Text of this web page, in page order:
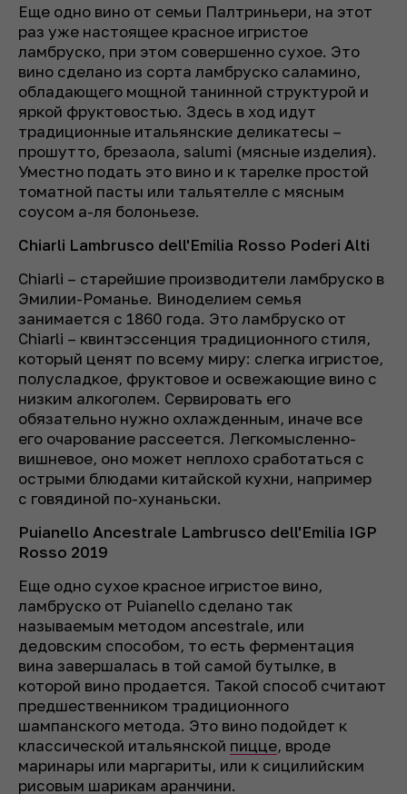
Еще одно вино от семьи Палтриньери, на этот
раз уже настоящее красное игристое
ламбруско, при этом совершенно сухое. Это
вино сделано из сорта ламбруско саламино,
обладающего мощной танинной структурой и
яркой фруктовостью. Здесь в ход идут
традиционные итальянские деликатесы –
прошутто, брезаола, salumi (мясные изделия).
Уместно подать это вино и к тарелке простой
томатной пасты или тальятелле с мясным
соусом а-ля болоньезе.
Chiarli Lambrusco dell'Emilia Rosso Poderi Alti
Chiarli – старейшие производители ламбруско в
Эмилии-Романье. Виноделием семья
занимается с 1860 года. Это ламбруско от
Chiarli – квинтэссенция традиционного стиля,
который ценят по всему миру: слегка игристое,
полусладкое, фруктовое и освежающие вино с
низким алкоголем. Сервировать его
обязательно нужно охлажденным, иначе все
его очарование рассеется. Легкомысленно-
вишневое, оно может неплохо сработаться с
острыми блюдами китайской кухни, например
с говядиной по-хунаньски.
Puianello Ancestrale Lambrusco dell'Emilia IGP
Rosso 2019
Еще одно сухое красное игристое вино,
ламбруско от Puianello сделано так
называемым методом ancestrale, или
дедовским способом, то есть ферментация
вина завершалась в той самой бутылке, в
которой вино продается. Такой способ считают
предшественником традиционного
шампанского метода. Это вино подойдет к
классической итальянской пицце, вроде
маринары или маргариты, или к сицилийским
рисовым шарикам аранчини.